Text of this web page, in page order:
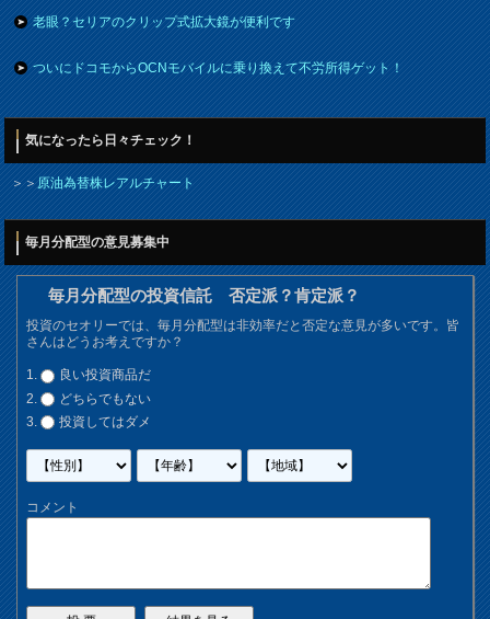
老眼？セリアのクリップ式拡大鏡が便利です
ついにドコモからOCNモバイルに乗り換えて不労所得ゲット！
気になったら日々チェック！
＞＞原油為替株レアルチャート
毎月分配型の意見募集中
毎月分配型の投資信託 否定派？肯定派？
投資のセオリーでは、毎月分配型は非効率だと否定な意見が多いです。皆
さんはどうお考えですか？
良い投資商品だ
どちらでもない
投資してはダメ
コメント